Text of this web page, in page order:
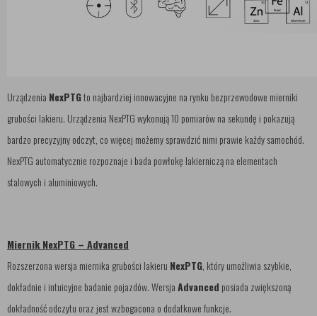
Urządzenia NexPTGto najbardziej innowacyjne na rynku bezprzewodowe mierniki
grubości lakieru. Urządzenia NexPTG wykonują 10 pomiarów na sekundę i pokazują
bardzo precyzyjny odczyt, co więcej możemy sprawdzić nimi prawie każdy samochód.
NexPTG automatycznie rozpoznaje i bada powłokę lakierniczą na elementach
stalowych i aluminiowych.
Miernik NexPTG – Advanced
Rozszerzona wersja miernika grubości lakieru NexPTG , który umożliwia szybkie,
dokładnie i intuicyjne badanie pojazdów. WersjaAdvanced posiada zwiększoną
dokładność odczytu oraz jest wzbogacona o dodatkowe funkcje.